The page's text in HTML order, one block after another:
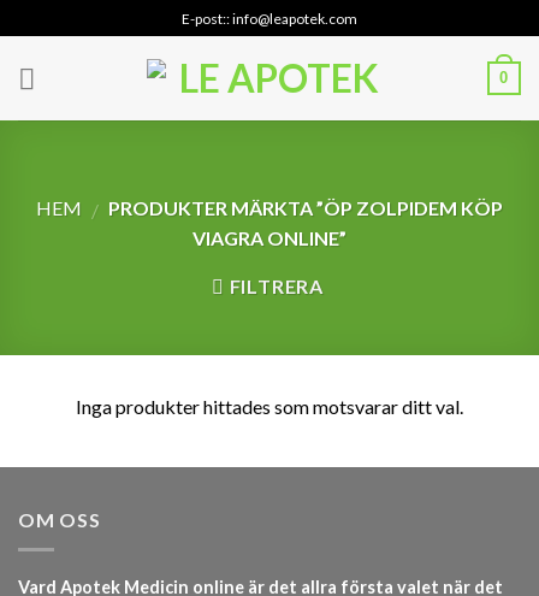
to
content
E-post:: info@leapotek.com
0
HEM / PRODUKTER MÄRKTA ”ÖP ZOLPIDEM KÖP
VIAGRA ONLINE”
FILTRERA
Inga produkter hittades som motsvarar ditt val.
OM OSS
Vard Apotek Medicin online är det allra första valet när det